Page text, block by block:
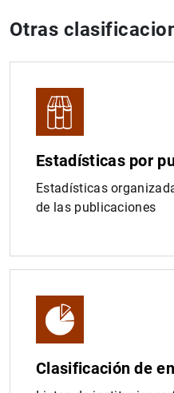
Otras
Estadísticas por
Estadísticas
de las publicaciones
Clasificación de